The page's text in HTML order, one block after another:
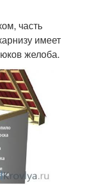
часть
имеет
желоба.